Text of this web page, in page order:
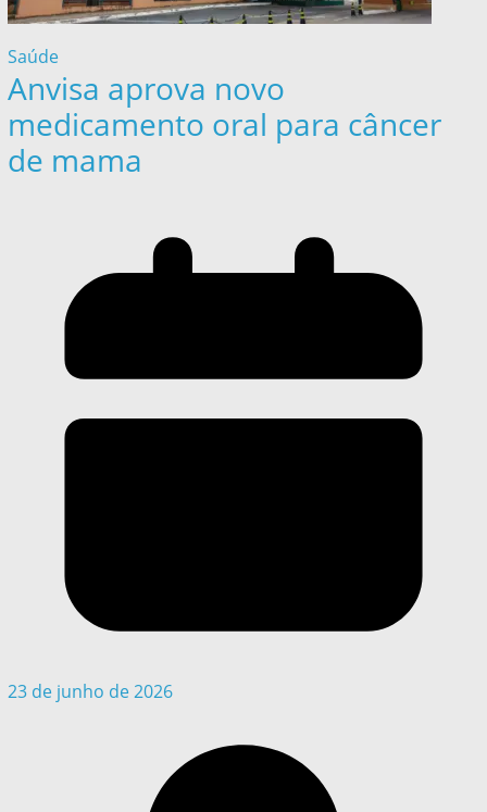
Saúde
Anvisa aprova novo
medicamento oral para câncer
de mama
23 de junho de 2026